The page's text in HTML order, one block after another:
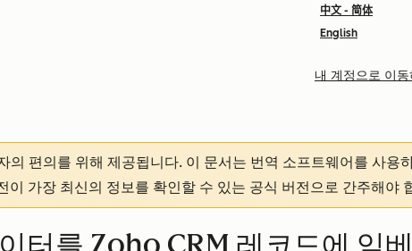
中文 - 简体
English
내 계정으로 이동
의 편의를 위해 제공됩니다. 이 문서는 번역 소프트웨어를 사용
이 가장 최신의 정보를 확인할 수 있는 공식 버전으로 간주해야